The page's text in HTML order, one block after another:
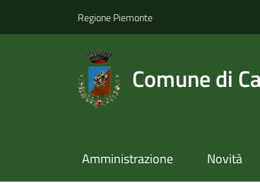
Regione Piemonte
Comune di
Amministrazione Novità